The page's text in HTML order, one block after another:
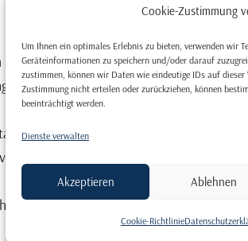
Cookie-Zustimmung
Um Ihnen ein optimales Erlebnis zu bieten, verwenden wir
Geräteinformationen zu speichern und/oder darauf
zustimmen, können wir Daten wie eindeutige IDs auf dieser
Zustimmung nicht erteilen oder zurückziehen, können
beeinträchtigt werden.
Dienste verwalten
Akzeptieren Ablehnen
Cookie-Richtlinie
Funktionieren des
Zahlungsansprüche aus notariellen
Urkunden aber auch eine
den Folgen übereilten Handelns
Folgen drohen, ist der Weg zum